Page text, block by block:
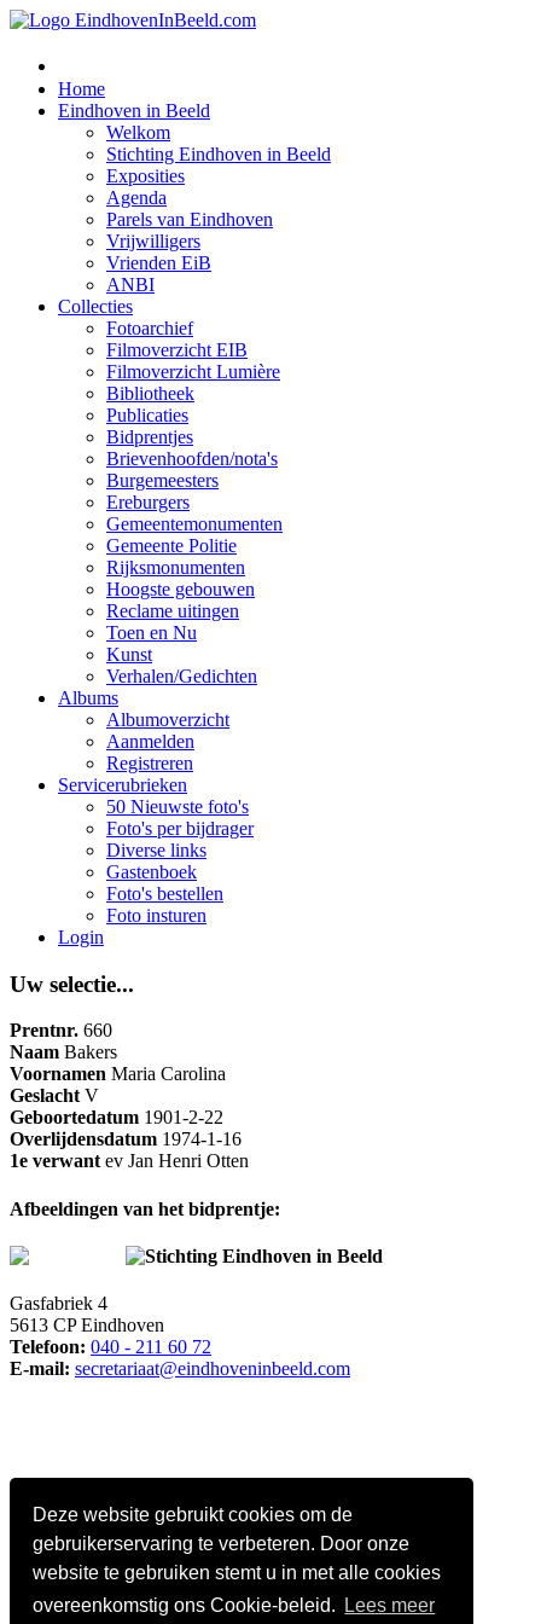
Deze website gebruikt cookies om de
gebruikerservaring te verbeteren. Door onze
website te gebruiken stemt u in met alle cookies
overeenkomstig ons Cookie-beleid.
Lees meer
Home
Eindhoven in Beeld
Welkom
Stichting Eindhoven in Beeld
Exposities
Agenda
Parels van Eindhoven
Vrijwilligers
Vrienden EiB
ANBI
Collecties
Fotoarchief
Filmoverzicht EIB
Filmoverzicht Lumière
Bibliotheek
Publicaties
Bidprentjes
Brievenhoofden/nota's
Burgemeesters
Ereburgers
Gemeentemonumenten
Gemeente Politie
Rijksmonumenten
Hoogste gebouwen
Reclame uitingen
Toen en Nu
Kunst
Verhalen/Gedichten
Albums
Albumoverzicht
Aanmelden
Registreren
Servicerubrieken
50 Nieuwste foto's
Foto's per bijdrager
Diverse links
Gastenboek
Foto's bestellen
Foto insturen
Login
Uw selectie...
Prentnr. 660
Naam Bakers
Voornamen Maria Carolina
GeslachtV
Geboortedatum 1901-2-22
Overlijdensdatum 1974-1-16
1e verwantev Jan Henri Otten
Afbeeldingen van het bidprentje:
Stichting Eindhoven in Beeld
Gasfabriek 4
5613 CP Eindhoven
Telefoon: 040 - 211 60 72
E-mail: secretariaat@eindhoveninbeeld.com